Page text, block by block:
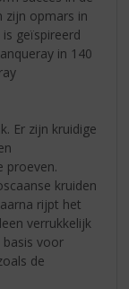
zijn opmars in
geïspireerd
in 140
Er zijn kruidige
proeven.
kruiden
rijpt het
verrukkelijk
voor
de